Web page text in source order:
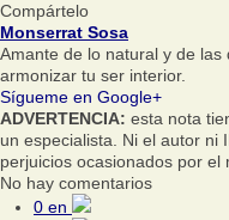
Compártelo
Monserrat Sosa
Amante de lo natural y de
armonizar tu ser interior.
Sígueme en Google+
ADVERTENCIA: esta nota
un especialista. Ni el autor ni
perjuicios ocasionados por
No hay comentarios
0 en